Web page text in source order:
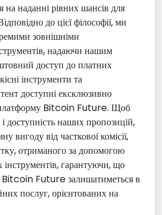
наданні рівних шансів для
до цієї філософії, ми
зовнішніми
надаючи нашим
доступ до платних
інструменти та
доступні ексклюзивно
платформу Bitcoin Future. Щоб
доступність наших пропозицій,
вигоду від часткової комісії,
отриманого за допомогою
гарантуючи, що
Bitcoin Future залишатиметься в
послуг, орієнтованих на